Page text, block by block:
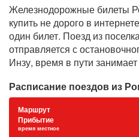
Железнодорожные билеты
купить не дорого в
один билет. Поезд из
отправляется с
Инзу, время в пути
Расписание поездов из
Маршрут
Прибытие
время местное